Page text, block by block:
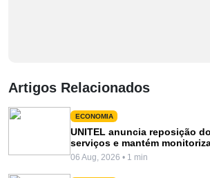
Artigos Relacionados
ECONOMIA
UNITEL anuncia reposição
serviços e mantém
06 Aug, 2026 • 1 min